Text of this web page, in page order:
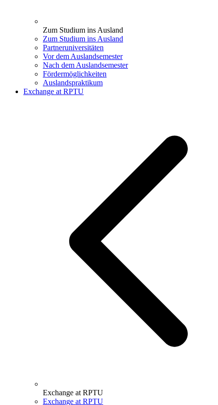
Zum Studium ins Ausland
Zum Studium ins Ausland
Partneruniversitäten
Vor dem Auslandsemester
Nach dem Auslandsemester
Fördermöglichkeiten
Auslandspraktikum
Exchange at RPTU
Exchange at RPTU
Exchange at RPTU